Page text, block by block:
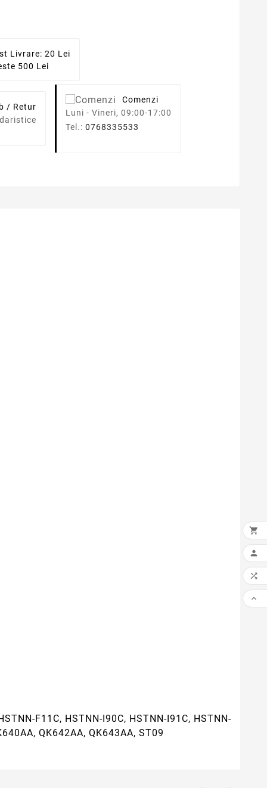
Livrare: 20 Lei
500 Lei
/ Retur
Comenzi
Luni - Vineri, 09:00-17:00
Tel.: 0768335533
F11C, HSTNN-I90C, HSTNN-I91C, HSTNN-
QK642AA, QK643AA, ST09



